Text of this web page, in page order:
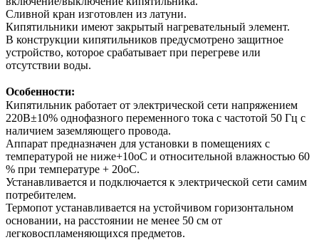
Сливной кран изготовлен из латуни.
Кипятильники имеют закрытый нагревательный элемент.
В конструкции кипятильников предусмотрено защитное
устройство, которое срабатывает при перегреве или
отсутствии воды.
Особенности:
Кипятильник работает от электрической сети напряжением
220В±10% однофазного переменного тока с частотой 50 Гц с
наличием заземляющего провода.
Аппарат предназначен для установки в помещениях с
температурой не ниже+10оС и относительной влажностью 60
% при температуре + 20оС.
Устанавливается и подключается к электрической сети самим
потребителем.
Термопот устанавливается на устойчивом горизонтальном
основании, на расстоянии не менее 50 см от
легковоспламеняющихся предметов.